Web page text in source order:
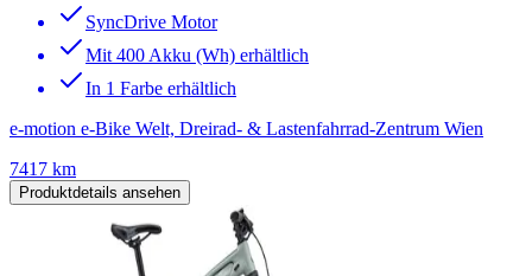
SyncDrive Motor
Mit 400 Akku (Wh) erhältlich
In 1 Farbe erhältlich
e-motion e-Bike Welt, Dreirad- & Lastenfahrrad-Zentrum Wien
7417 km
Produktdetails ansehen